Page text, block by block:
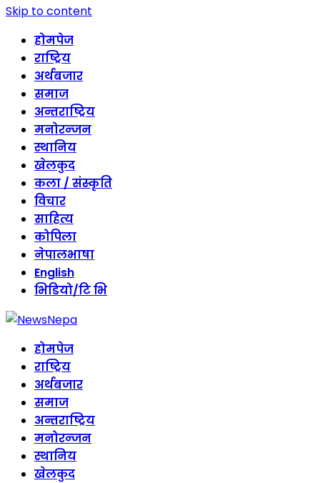
Skip to content
होमपेज
राष्ट्रिय
अर्थबजार
समाज
अन्तराष्ट्रिय
मनोरन्जन
स्थानिय
खेलकुद
कला / संस्कृति
विचार
साहित्य
कोपिला
नेपालभाषा
English
भिडियो/टि भि
होमपेज
राष्ट्रिय
अर्थबजार
समाज
अन्तराष्ट्रिय
मनोरन्जन
स्थानिय
खेलकुद